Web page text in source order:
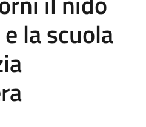
la scuola